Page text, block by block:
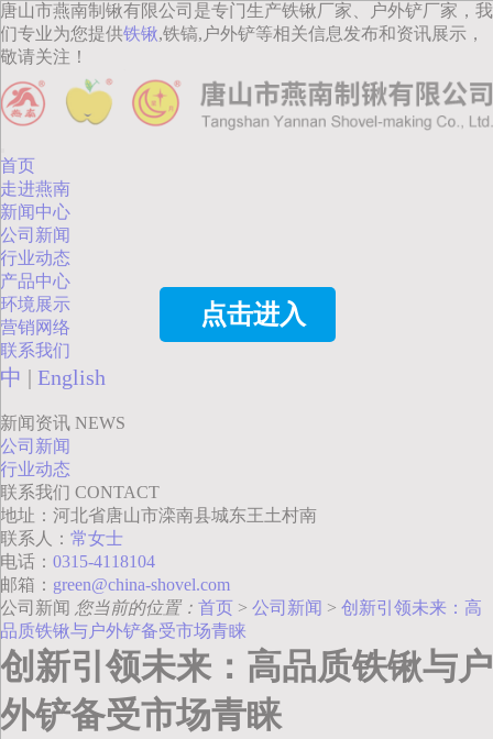
点击进入
唐山市燕南制锹有限公司是专门生产铁锹厂家、户外铲厂家，我
们专业为您提供铁锹,铁镐,户外铲等相关信息发布和资讯展示，
敬请关注！
首页
走进燕南
新闻中心
公司新闻
行业动态
产品中心
环境展示
营销网络
联系我们
中 | English
新闻资讯 NEWS
公司新闻
行业动态
联系我们 CONTACT
地址：河北省唐山市滦南县城东王土村南
联系人： 常女士
电话： 0315-4118104
邮箱： green@china-shovel.com
公司新闻 您当前的位置： 首页 > 公司新闻 > 创新引领未来：高
品质铁锹与户外铲备受市场青睐
创新引领未来：高品质铁锹与户
外铲备受市场青睐